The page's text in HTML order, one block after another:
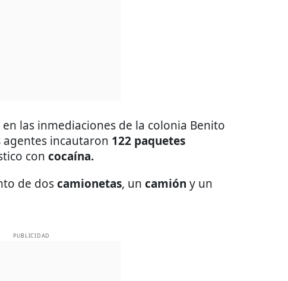
las inmediaciones de la colonia Benito
agentes incautaron 122 paquetes
con cocaína.
de doscamionetas, un camión y un
PUBLICIDAD